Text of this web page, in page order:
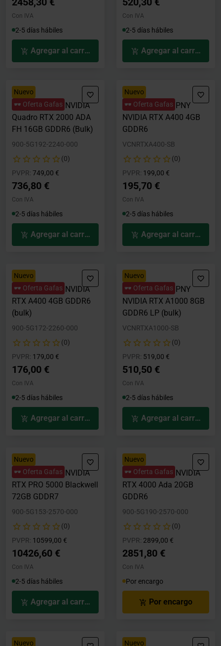
Con IVA
2-5 días hábiles
Agregar al carrito
Con IVA
2-5 días hábiles
Agregar al carrito
Nuevo
🕶️ Oferta Gafas
Tarjeta Gráfica NVIDIA
Quadro RTX 2000 ADA
FH 16GB GDDR6 (Bulk)
900-5G192-2240-000
(0)
PVPR: Precio rebajado desde
749,00 €
736,80 €
Con IVA
2-5 días hábiles
Agregar al carrito
Nuevo
🕶️ Oferta Gafas
Tarjeta Gráfica PNY
NVIDIA RTX A400 4GB
GDDR6
VCNRTXA400-SB
(0)
PVPR: Precio rebajado desde
199,00 €
195,70 €
Con IVA
2-5 días hábiles
Agregar al carrito
Nuevo
🕶️ Oferta Gafas
Tarjeta Gráfica NVIDIA
RTX A400 4GB GDDR6
(bulk)
900-5G172-2260-000
(0)
PVPR: Precio rebajado desde
179,00 €
176,00 €
Con IVA
2-5 días hábiles
Agregar al carrito
Nuevo
🕶️ Oferta Gafas
Tarjeta Gráfica PNY
NVIDIA RTX A1000 8GB
GDDR6 LP (bulk)
VCNRTXA1000-SB
(0)
PVPR: Precio rebajado desde
519,00 €
510,50 €
Con IVA
2-5 días hábiles
Agregar al carrito
Nuevo
🕶️ Oferta Gafas
Tarjeta Gráfica NVIDIA
RTX PRO 5000 Blackwell
72GB GDDR7
900-5G153-2570-000
(0)
PVPR: Precio rebajado desde
10599,00 €
10426,60 €
Con IVA
2-5 días hábiles
Agregar al carrito
Nuevo
🕶️ Oferta Gafas
Tarjeta Gráfica NVIDIA
RTX 4000 Ada 20GB
GDDR6
900-5G190-2570-000
(0)
PVPR: Precio rebajado desde
2899,00 €
2851,80 €
Con IVA
Por encargo
Por encargo
Nuevo Nuevo